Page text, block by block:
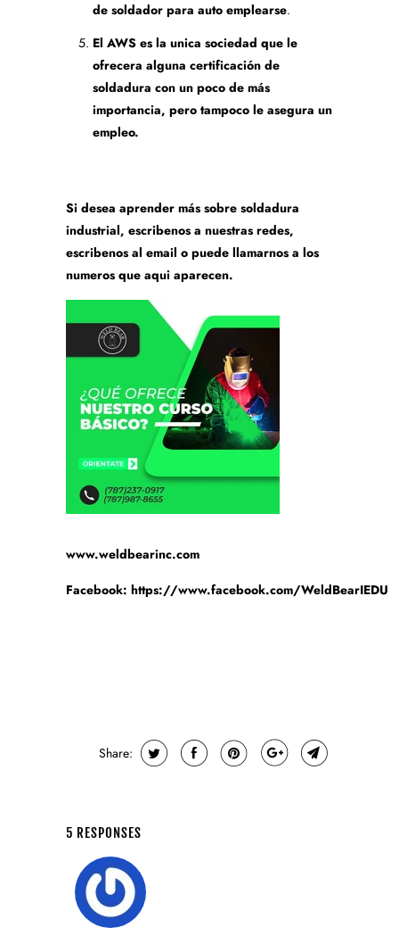
de soldador para auto emplearse.
El AWS es la unica sociedad que le
ofrecera alguna certificación de
soldadura con un poco de más
importancia, pero tampoco le asegura un
empleo.
Si desea aprender más sobre soldadura
industrial, escribenos a nuestras redes,
escribenos al email o puede llamarnos a los
numeros que aqui aparecen.
www.weldbearinc.com
Facebook: https://www.facebook.com/WeldBearIEDU
Share:
5 RESPONSES